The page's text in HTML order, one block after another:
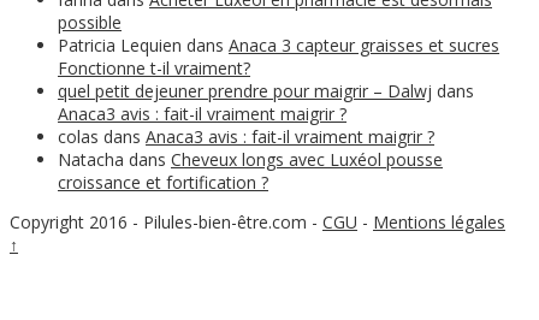
possible
Patricia Lequien dans Anaca 3 capteur graisses et sucres
Fonctionne t-il vraiment?
quel petit dejeuner prendre pour maigrir – Dalwj dans
Anaca3 avis : fait-il vraiment maigrir ?
colas dans Anaca3 avis : fait-il vraiment maigrir ?
Natacha dans Cheveux longs avec Luxéol pousse
croissance et fortification ?
Copyright 2016 - Pilules-bien-être.com - CGU - Mentions légales
↑